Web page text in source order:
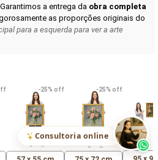
VER DETALHES
Narciso- caravaggio
R$ 365,92
VER
Maria
uma Rosa
R$ 365,92
Consultoria online
a entrega da obra completa
as proporções originais do
para a esquerda para ver a arte
-25% off -25% off